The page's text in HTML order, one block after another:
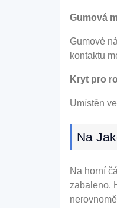
Gumová
Gumové
kontaktu
Kryt pro
Umístěn
Na
Na horní
zabaleno.